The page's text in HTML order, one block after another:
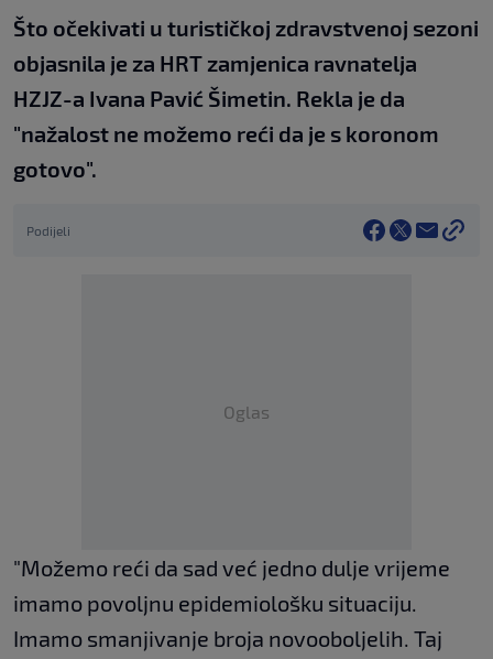
Što očekivati u turističkoj zdravstvenoj sezoni
objasnila je za HRT zamjenica ravnatelja
HZJZ-a Ivana Pavić Šimetin. Rekla je da
"nažalost ne možemo reći da je s koronom
gotovo".
Podijeli
Oglas
"Možemo reći da sad već jedno dulje vrijeme
imamo povoljnu epidemiološku situaciju.
Imamo smanjivanje broja novooboljelih. Taj